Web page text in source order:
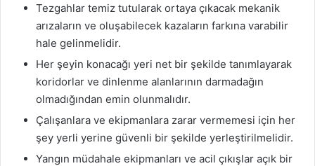
Tezgahlar temiz tutularak ortaya çıkacak mekanik
arızaların ve oluşabilecek kazaların farkına varabilir
hale gelinmelidir.
Her şeyin konacağı yeri net bir şekilde tanımlayarak
koridorlar ve dinlenme alanlarının darmadağın
olmadığından emin olunmalıdır.
Çalışanlara ve ekipmanlara zarar vermemesi için her
şey yerli yerine güvenli bir şekilde yerleştirilmelidir.
Yangın müdahale ekipmanları ve acil çıkışlar açık bir